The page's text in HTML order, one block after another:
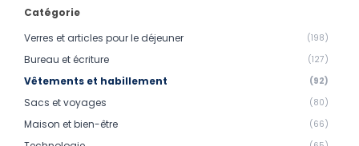
Pochettes administratives
Tampons
Liasses
Carnets
Catégorie
Verres et articles pour le déjeuner
(198)
Bureau et écriture (127)
Vêtements et habillement (92)
Sacs et voyages (80)
Maison et bien-être (66)